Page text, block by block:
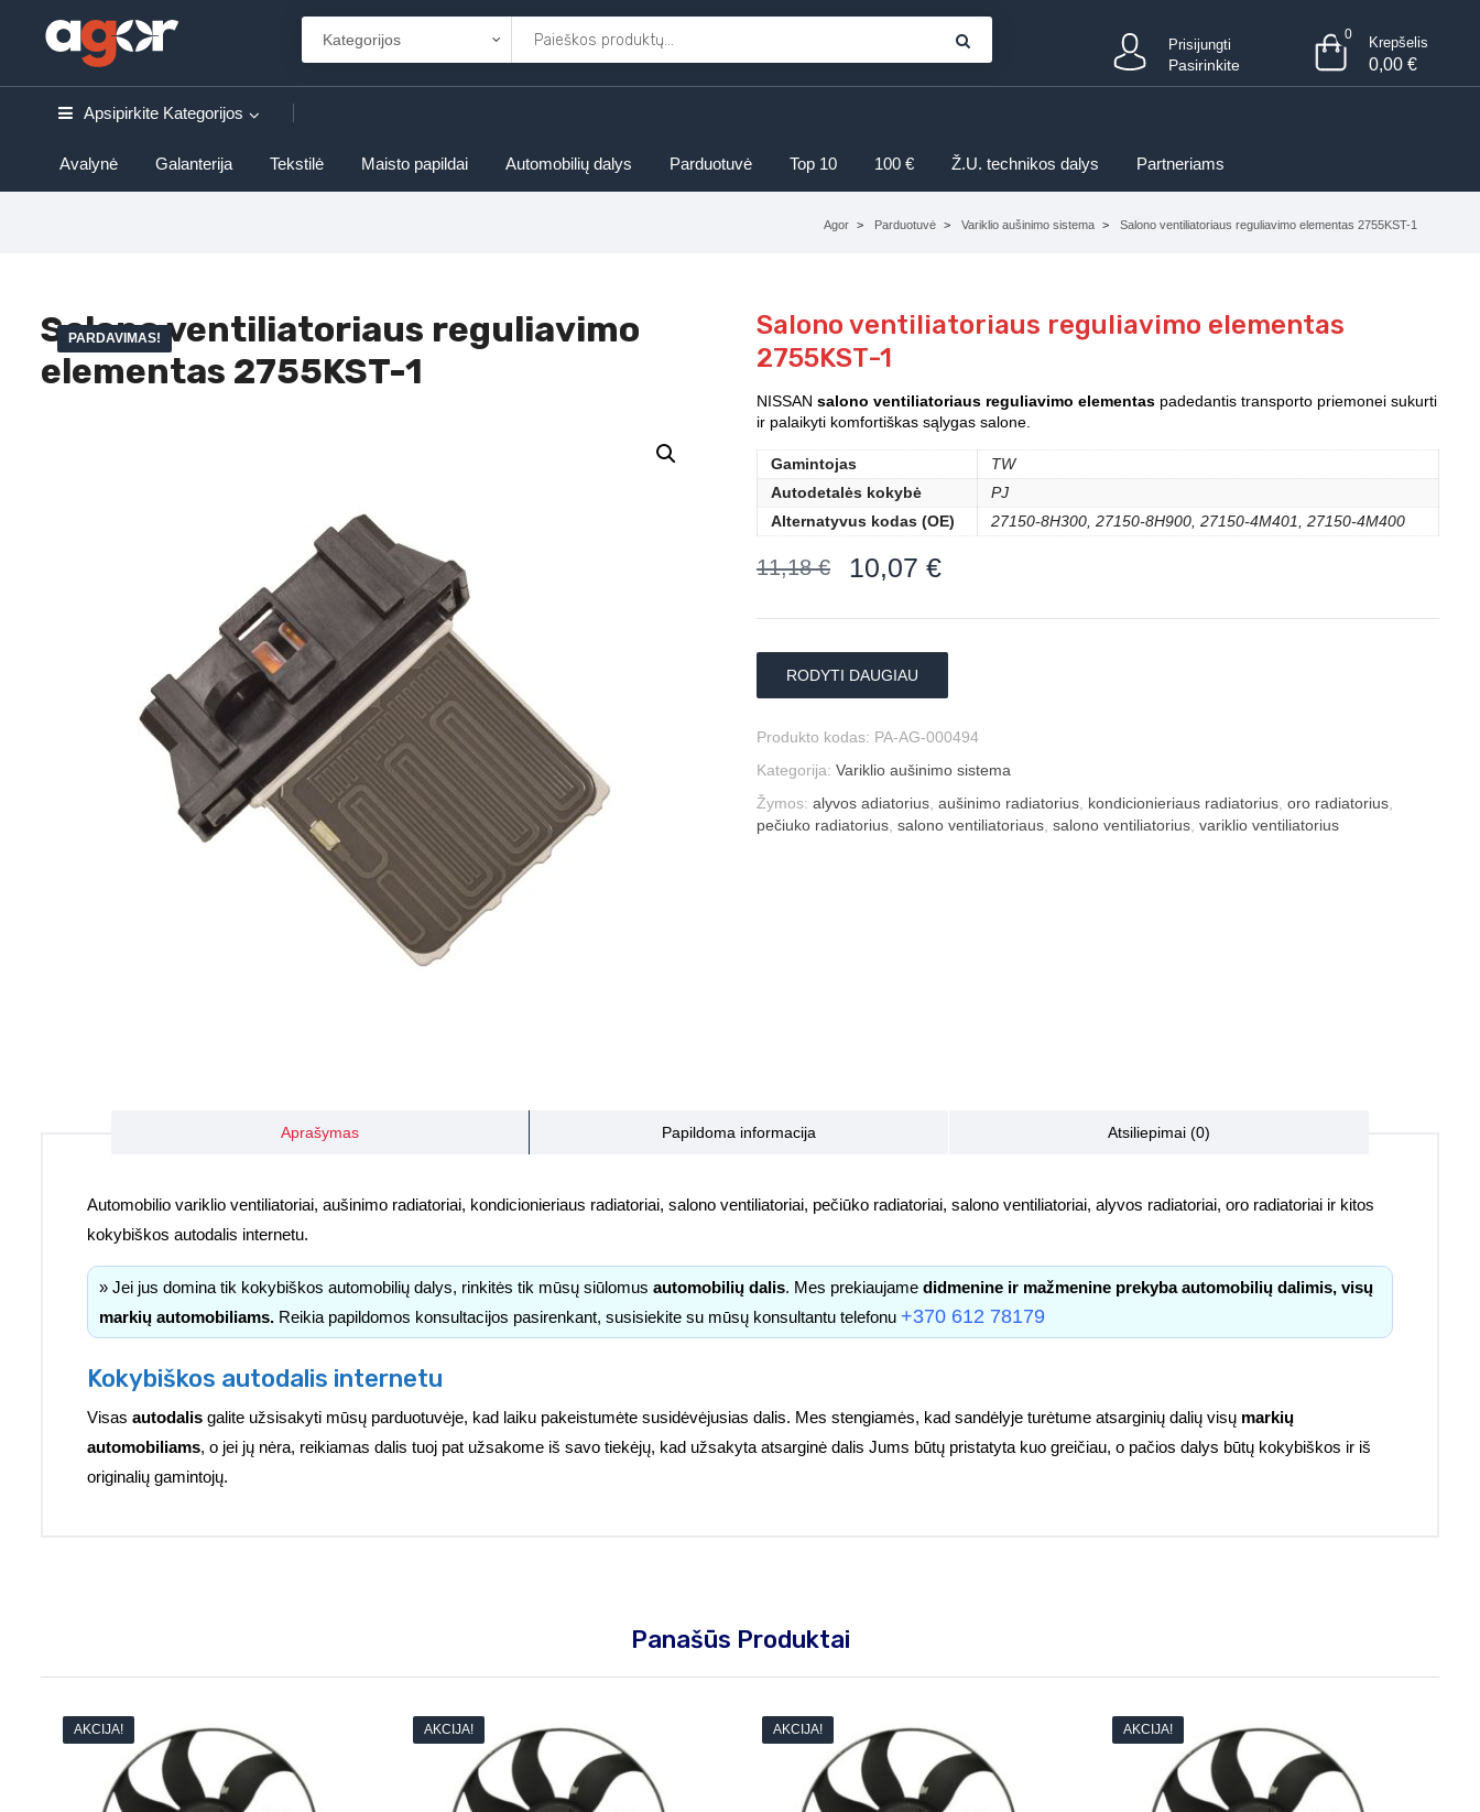
Prisijungti
Pasirinkite
0 Krepšelis
0,00 €
Apsipirkite Kategorijos
Avalynė Galanterija Tekstilė Maisto papildai Automobilių dalys Parduotuvė Top 10 100 € Ž.U. technikos dalys Partneriams
Agor Parduotuvė Variklio aušinimo sistema Salono ventiliatoriaus reguliavimo elementas 2755KST-1
Salono ventiliatoriaus reguliavimo
elementas 2755KST-1
PARDAVIMAS!
Salono ventiliatoriaus reguliavimo elementas
2755KST-1
NISSAN salono ventiliatoriaus reguliavimo elementas padedantis transporto priemonei sukurti
ir palaikyti komfortiškas sąlygas salone.
Gamintojas
TW
Autodetalės kokybė
PJ
Alternatyvus kodas (OE)
27150-8H300, 27150-8H900, 27150-4M401, 27150-4M400
11,18€ 10,07 €
RODYTI DAUGIAU
Produkto kodas: PA-AG-000494
Kategorija: Variklio aušinimo sistema
Žymos: alyvos adiatorius aušinimo radiatorius kondicionieriaus radiatorius oro radiatorius
pečiuko radiatorius salono ventiliatoriaus salono ventiliatorius variklio ventiliatorius
Aprašymas Papildoma informacija Atsiliepimai (0)
Automobilio variklio ventiliatoriai, aušinimo radiatoriai, kondicionieriaus radiatoriai, salono ventiliatoriai, pečiūko radiatoriai, salono ventiliatoriai, alyvos radiatoriai, oro radiatoriai ir kitos
kokybiškos autodalis internetu.
» Jei jus domina tik kokybiškos automobilių dalys, rinkitės tik mūsų siūlomus automobilių dalis. Mes prekiaujame didmenine ir mažmenine prekyba automobilių dalimis, visų
markių automobiliams. Reikia papildomos konsultacijos pasirenkant, susisiekite su mūsų konsultantu telefonu +370 612 78179
Kokybiškos autodalis internetu
Visas autodalis galite užsisakyti mūsų parduotuvėje, kad laiku pakeistumėte susidėvėjusias dalis. Mes stengiamės, kad sandėlyje turėtume atsarginių dalių visų markių
automobiliams, o jei jų nėra, reikiamas dalis tuoj pat užsakome iš savo tiekėjų, kad užsakyta atsarginė dalis Jums būtų pristatyta kuo greičiau, o pačios dalys būtų kokybiškos ir iš
originalių gamintojų.
Panašūs Produktai
AKCIJA! AKCIJA! AKCIJA! AKCIJA!